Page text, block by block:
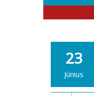
content
23
Június